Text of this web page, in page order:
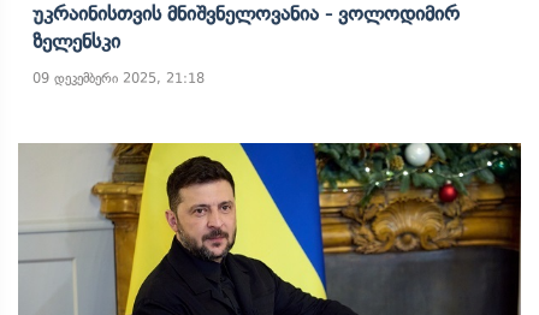
Უკრაინისთვის Მნიშვნელოვანია - Ვოლოდიმირ
Ზელენსკი
09 დეკემბერი 2025, 21:18